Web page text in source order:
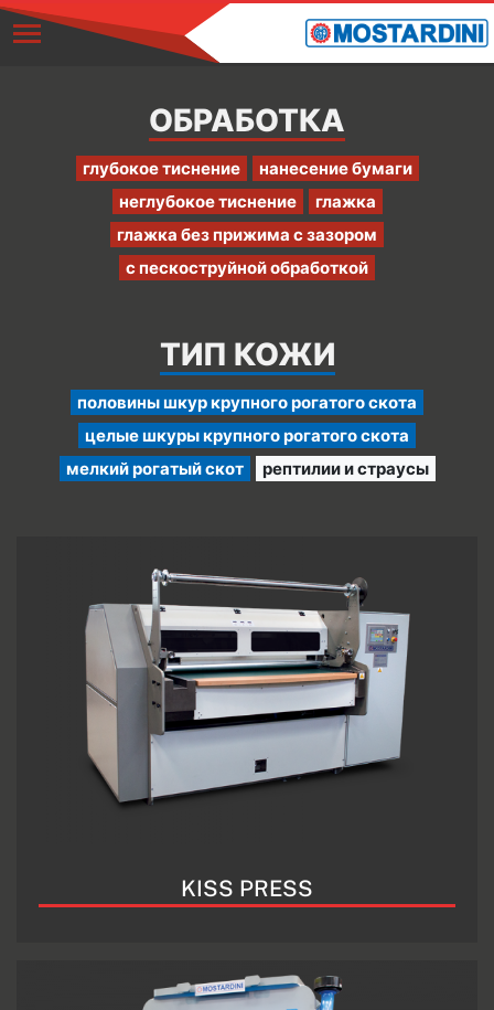
ОБРАБОТКА
глубокое тиснение
нанесение бумаги
неглубокое тиснение
глажка
глажка без прижима с зазором
с пескоструйной обработкой
ТИП КОЖИ
половины шкур крупного рогатого скота
целые шкуры крупного рогатого скота
мелкий рогатый скот
рептилии и страусы
KISS PRESS